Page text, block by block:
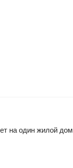
на один жилой дом